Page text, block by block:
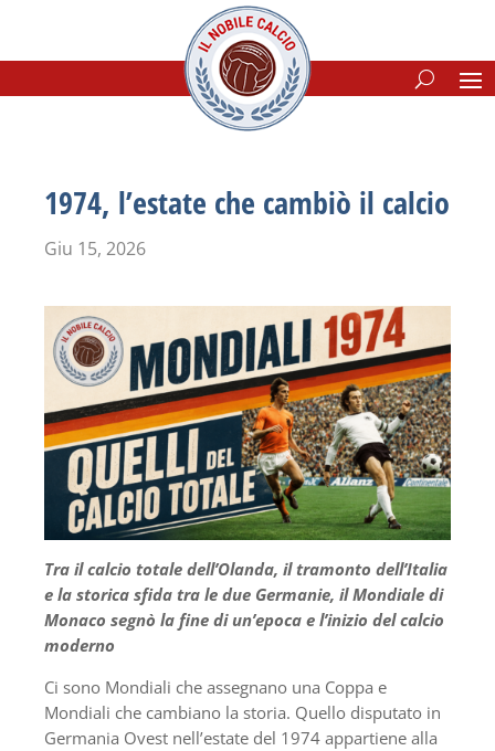
1974, l’estate che cambiò il calcio
Giu 15, 2026
Tra il calcio totale dell’Olanda, il tramonto dell’Italia
e la storica sfida tra le due Germanie, il Mondiale di
Monaco segnò la fine di un’epoca e l’inizio del calcio
moderno
Ci sono Mondiali che assegnano una Coppa e
Mondiali che cambiano la storia. Quello disputato in
Germania Ovest nell’estate del 1974 appartiene alla